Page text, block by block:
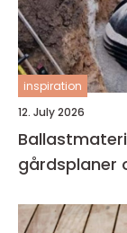
inspiration
12. July 2026
gårdsplaner